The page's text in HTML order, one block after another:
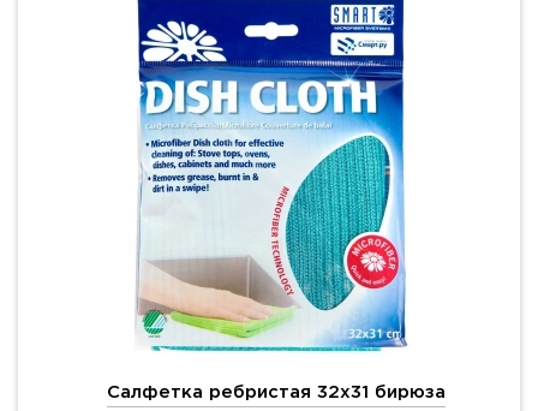
Салфетка ребристая 32х31 бирюза